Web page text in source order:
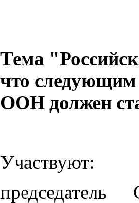
Тема
что следующим
ООН должен
Участвуют: